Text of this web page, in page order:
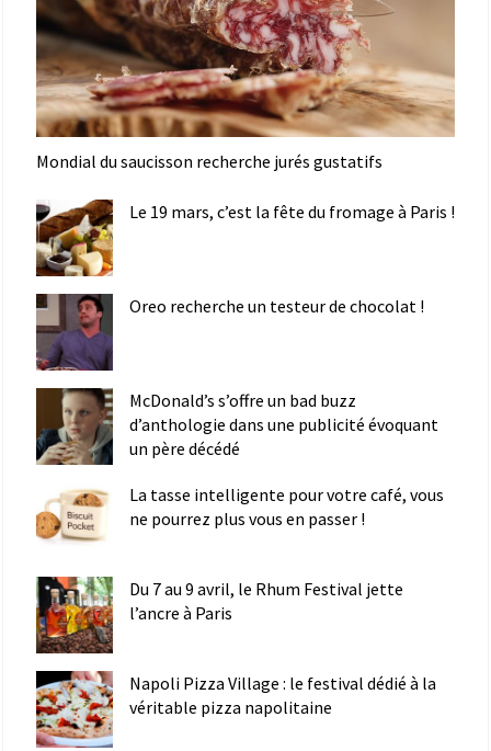
Mondial du saucisson recherche jurés gustatifs
Le 19 mars, c’est la fête du fromage à Paris !
Oreo recherche un testeur de chocolat !
McDonald’s s’offre un bad buzz
d’anthologie dans une publicité évoquant
un père décédé
La tasse intelligente pour votre café, vous
ne pourrez plus vous en passer !
Du 7 au 9 avril, le Rhum Festival jette
l’ancre à Paris
Napoli Pizza Village : le festival dédié à la
véritable pizza napolitaine